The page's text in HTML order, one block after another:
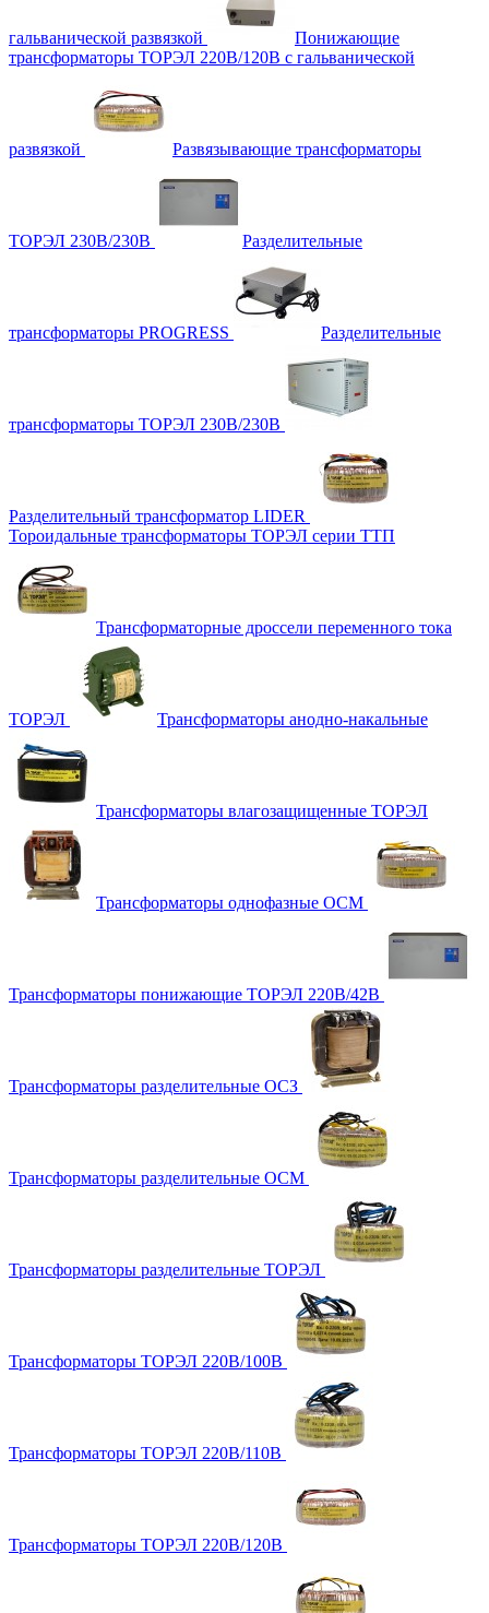
гальванической развязкой
Понижающие
трансформаторы ТОРЭЛ 220В/120В с гальванической
развязкой Развязывающие трансформаторы
ТОРЭЛ 230В/230В Разделительные
трансформаторы PROGRESS Разделительные
трансформаторы ТОРЭЛ 230В/230В
Разделительный трансформатор LIDER
Тороидальные трансформаторы ТОРЭЛ серии ТТП
Трансформаторные дроссели переменного тока
ТОРЭЛ Трансформаторы анодно-накальные
Трансформаторы влагозащищенные ТОРЭЛ
Трансформаторы однофазные ОСМ
Трансформаторы понижающие ТОРЭЛ 220В/42В
Трансформаторы разделительные ОСЗ
Трансформаторы разделительные ОСМ
Трансформаторы разделительные ТОРЭЛ
Трансформаторы ТОРЭЛ 220В/100В
Трансформаторы ТОРЭЛ 220В/110В
Трансформаторы ТОРЭЛ 220В/120В